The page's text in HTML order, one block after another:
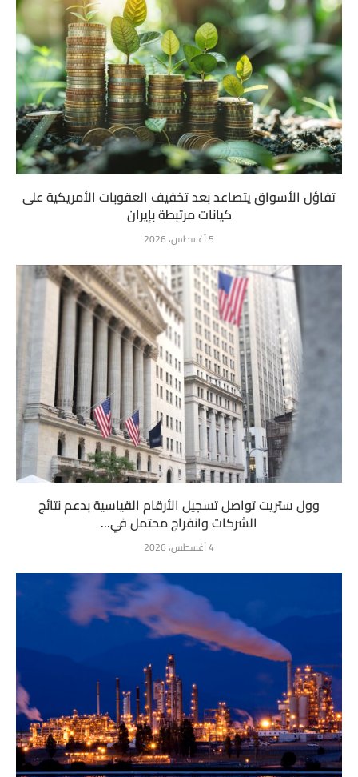
تفاؤل الأسواق يتصاعد بعد تخفيف العقوبات الأمريكية على
كيانات مرتبطة بإيران
5 أغسطس، 2026
وول ستريت تواصل تسجيل الأرقام القياسية بدعم نتائج
الشركات وانفراج محتمل في...
4 أغسطس، 2026